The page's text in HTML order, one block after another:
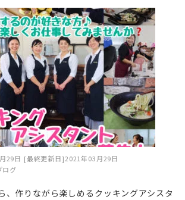
29日 [最終更新日]2021年03月29日
ログ
、作りながら楽しめるクッキングアシスタ